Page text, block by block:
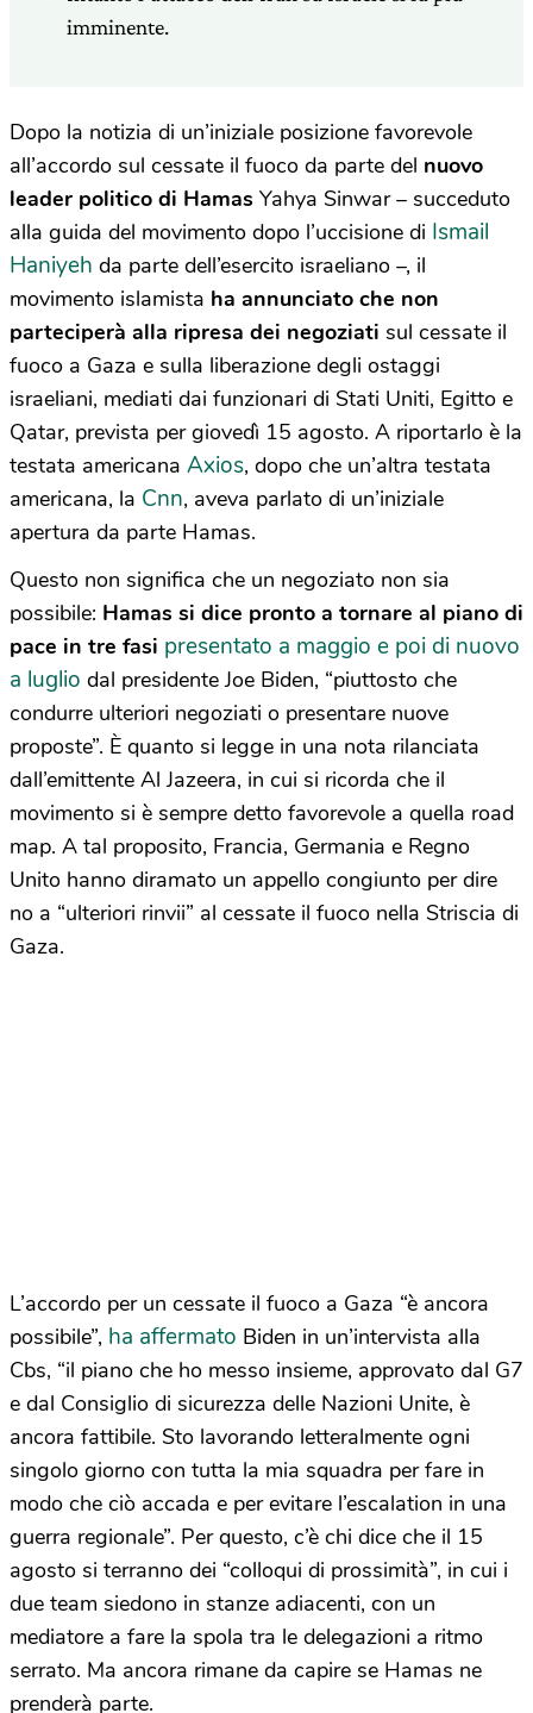
imminente.
Dopo la notizia di un’iniziale posizione favorevole
all’accordo sul cessate il fuoco da parte del nuovo
leader politico di Hamas Yahya Sinwar – succeduto
alla guida del movimento dopo l’uccisione di Ismail
Haniyeh da parte dell’esercito israeliano –, il
movimento islamista ha annunciato che non
parteciperà alla ripresa dei negoziati sul cessate il
fuoco a Gaza e sulla liberazione degli ostaggi
israeliani, mediati dai funzionari di Stati Uniti, Egitto e
Qatar, prevista per giovedì 15 agosto. A riportarlo è la
testata americana Axios, dopo che un’altra testata
americana, la Cnn, aveva parlato di un’iniziale
apertura da parte Hamas.
Questo non significa che un negoziato non sia
possibile: Hamas si dice pronto a tornare al piano di
pace in tre fasi presentato a maggio e poi di nuovo
a luglio dal presidente Joe Biden, “piuttosto che
condurre ulteriori negoziati o presentare nuove
proposte”. È quanto si legge in una nota rilanciata
dall’emittente Al Jazeera, in cui si ricorda che il
movimento si è sempre detto favorevole a quella road
map. A tal proposito, Francia, Germania e Regno
Unito hanno diramato un appello congiunto per dire
no a “ulteriori rinvii” al cessate il fuoco nella Striscia di
Gaza.
L’accordo per un cessate il fuoco a Gaza “è ancora
possibile”, ha affermato Biden in un’intervista alla
Cbs, “il piano che ho messo insieme, approvato dal G7
e dal Consiglio di sicurezza delle Nazioni Unite, è
ancora fattibile. Sto lavorando letteralmente ogni
singolo giorno con tutta la mia squadra per fare in
modo che ciò accada e per evitare l’escalation in una
guerra regionale”. Per questo, c’è chi dice che il 15
agosto si terranno dei “colloqui di prossimità”, in cui i
due team siedono in stanze adiacenti, con un
mediatore a fare la spola tra le delegazioni a ritmo
serrato. Ma ancora rimane da capire se Hamas ne
prenderà parte.